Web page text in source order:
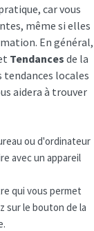
car vous
même si elles
En général,
Tendances de la
tendances locales
aidera à trouver
ou d'ordinateur
avec un appareil
qui vous permet
sur le bouton de la